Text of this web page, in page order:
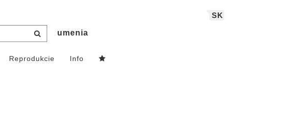
SK
umenia
Reprodukcie Info